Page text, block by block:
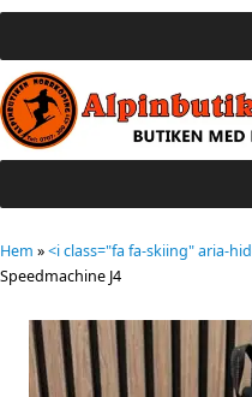
Hem »<i class="fa fa-skiing" aria-
Speedmachine J4